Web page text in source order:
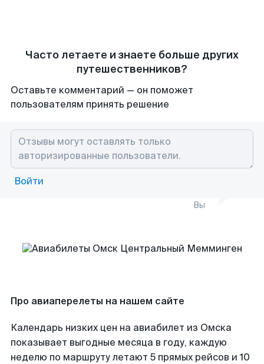
Часто летаете и знаете больше других
путешественников?
Оставьте комментарий — он поможет
пользователям принять решение
Войти
Вы
Про авиаперелеты на нашем сайте
Календарь низких цен на авиабилет из Омска
показывает выгодные месяца в году, каждую
неделю по маршруту летают 5 прямых рейсов и 10